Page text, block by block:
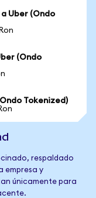
Uber (Ondo
(Ondo
Tokenized)
respaldado
empresa y
únicamente para